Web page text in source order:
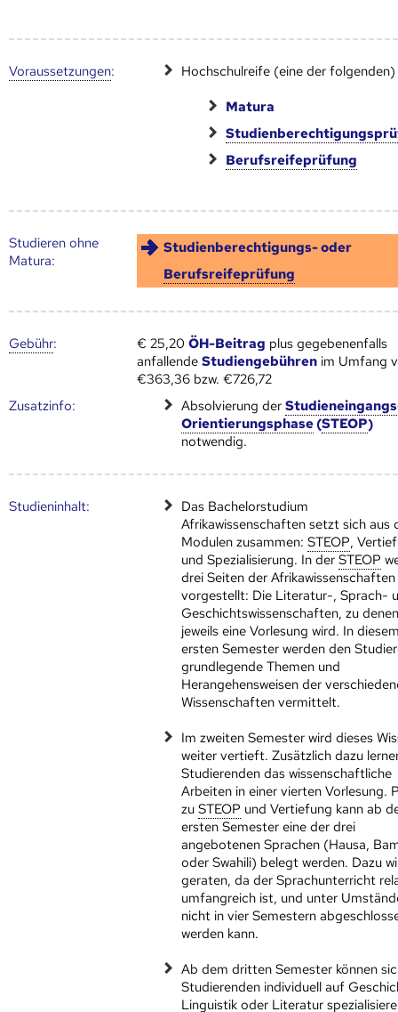
Voraus­setzungen: Hochschulreife (eine der folgenden)
Matura
Berufsreifeprüfung
Studieren ohne
Matura:
Studienberechtigungs- oder
Berufsreifeprüfung
Gebühr: € 25,20ÖH-Beitrag plus gegebenenfalls
anfallendeStudiengebühren im Umfang
€363,36 bzw. €726,72
Zusatz­info:
Absolvierung der
Orientierungsphase (STEOP)
notwendig.
Studien­inhalt:
Das Bachelorstudium
Afrikawissenschaften setzt sich aus
Modulen zusammen:STEOP,
und Spezialisierung. In derSTEOP
drei Seiten der Afrikawissenschaften
vorgestellt: Die Literatur-, Sprach-
Geschichtswissenschaften, zu
jeweils eine Vorlesung wird. In
ersten Semester werden den
grundlegende Themen und
Herangehensweisen der
Wissenschaften vermittelt.
Im zweiten Semester wird dieses
weiter vertieft. Zusätzlich dazu
Studierenden das wissenschaftliche
Arbeiten in einer vierten Vorlesung.
zuSTEOP und Vertiefung kann ab
ersten Semester eine der drei
angebotenen Sprachen (Hausa,
oder Swahili) belegt werden. Dazu
geraten, da der Sprachunterricht
umfangreich ist, und unter
nicht in vier Semestern
werden kann.
Ab dem dritten Semester können
Studierenden individuell auf
Linguistik oder Literatur